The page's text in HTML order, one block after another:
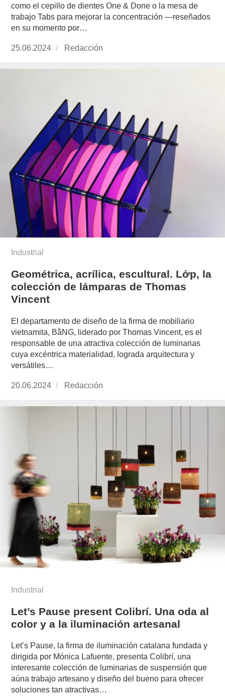
como el cepillo de dientes One & Done o la mesa de
trabajo Tabs para mejorar la concentración —reseñados
en su momento por…
Publicado
25.06.2024 https://www.experimenta.es/author/redaccion/
Redacción
Industrial
Geométrica, acrílica, escultural. Lớp, la
colección de lámparas de Thomas
Vincent
El departamento de diseño de la firma de mobiliario
vietnamita, BằNG, liderado por Thomas Vincent, es el
responsable de una atractiva colección de luminarias
cuya excéntrica materialidad, lograda arquitectura y
versátiles…
Publicado
20.06.2024 https://www.experimenta.es/author/redaccion/
Redacción
Industrial
Let’s Pause present Colibrí. Una oda al
color y a la iluminación artesanal
Let’s Pause, la firma de iluminación catalana fundada y
dirigida por Mónica Lafuente, presenta Colibrí, una
interesante colección de luminarias de suspensión que
aúna trabajo artesano y diseño del bueno para ofrecer
soluciones tan atractivas…